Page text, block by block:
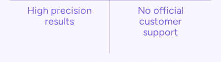
High precision
results
No official
customer
support